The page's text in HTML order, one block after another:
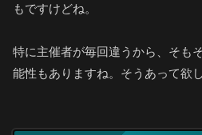
もですけどね。
特に主催者が毎回違うから、そも
能性もありますね。そうあって欲